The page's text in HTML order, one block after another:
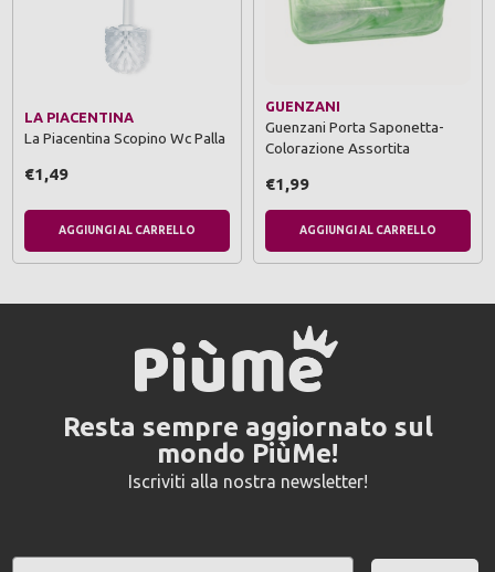
LA PIACENTINA
La Piacentina Scopino Wc Palla
€1,49
AGGIUNGI AL CARRELLO
GUENZANI
Guenzani Porta Saponetta-
Colorazione Assortita
€1,99
AGGIUNGI AL CARRELLO
Resta sempre aggiornato sul
mondo PiùMe!
Iscriviti alla nostra newsletter!